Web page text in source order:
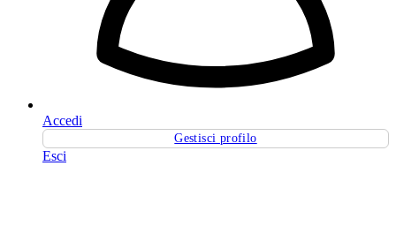
Accedi
Gestisci profilo
Esci